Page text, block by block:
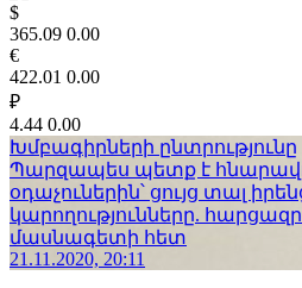
$
365.09 0.00
€
422.01 0.00
₽
4.44 0.00
Խմբագիրների ընտրությունը
Պարզապես պետք է
օդաչուներին՝ ցույց տալ
կարողությունները.
մասնագետի հետ
21.11.2020, 20:11